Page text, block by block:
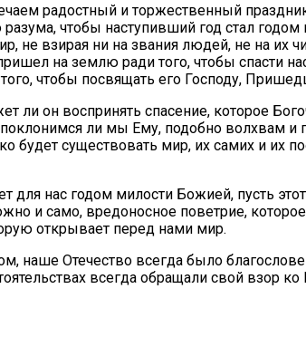
радостный и торжественный
чтобы наступивший год стал
не взирая ни на звания людей, не на их
на землю ради того, чтобы
чтобы посвящать его Господу,
ли он воспринять спасение, которое
ли мы Ему, подобно волхвам
будет существовать мир, их самих и их
для нас годом милости Божией, пусть
и само, вредоносное поветрие,
открывает перед нами мир.
наше Отечество всегда было
всегда обращали свой взор